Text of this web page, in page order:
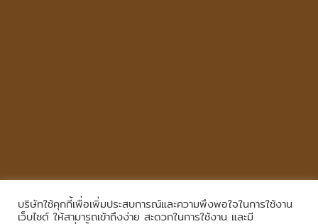
Copyright © 2026 , All Rights Reserved.|เข้าสู่ระบบ
บริษัทใช้คุกกี้เพื่อเพิ่มประสบการณ์และความพึงพอใจในการใช้งาน
เว็บไซต์ ให้สามารถเข้าถึงง่าย สะดวกในการใช้งาน และมี